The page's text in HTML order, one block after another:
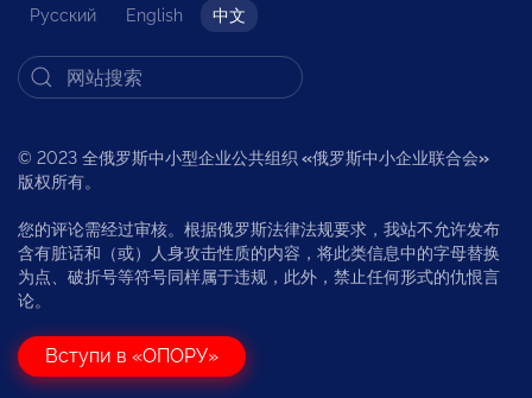
Русский English 中文
© 2023 全俄罗斯中小型企业公共组织 «俄罗斯中小企业联合会»
版权所有。
您的评论需经过审核。根据俄罗斯法律法规要求，我站不允许发布
含有脏话和（或）人身攻击性质的内容，将此类信息中的字母替换
为点、破折号等符号同样属于违规，此外，禁止任何形式的仇恨言
论。
Вступи в «ОПОРУ»